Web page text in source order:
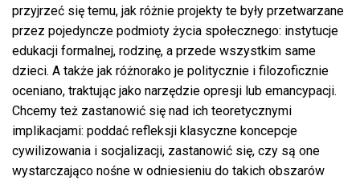
przyjrzeć się temu, jak różnie projekty te były przetwarzane
przez pojedyncze podmioty życia społecznego: instytucje
edukacji formalnej, rodzinę, a przede wszystkim same
dzieci. A także jak różnorako je politycznie i filozoficznie
oceniano, traktując jako narzędzie opresji lub emancypacji.
Chcemy też zastanowić się nad ich teoretycznymi
implikacjami: poddać refleksji klasyczne koncepcje
cywilizowania i socjalizacji, zastanowić się, czy są one
wystarczająco nośne w odniesieniu do takich obszarów